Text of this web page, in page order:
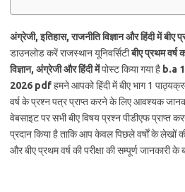
अंग्रेजी, इतिहास, राजनीति विज्ञान और हिंदी में बीए
डाउनलोड करें राजस्थान यूनिवर्सिटीबीए प्रथम वर्ष
विज्ञान, अंग्रेजी और हिंदी मेंपोस्ट किया गया है b.a
2026 pdfहमने आपको हिंदी में बीए भाग 1
वर्ष के प्रश्न पत्र प्राप्त करने के लिए आवश्यक
वेबसाइट पर सभी बीए विषय प्रश्न पीडीएफ प्राप्त
प्रदान किया है ताकि आप केवल पिछले वर्षों के लेखों
और बीए प्रथम वर्ष की परीक्षा की सम्पूर्ण जानकारी के